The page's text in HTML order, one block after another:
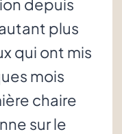
depuis
plus
qui ont mis
mois
chaire
sur le